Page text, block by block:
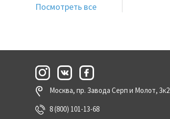
Посмотреть все
Москва, пр. Завода Серп и Молот, 3к2
8 (800) 101-13-68